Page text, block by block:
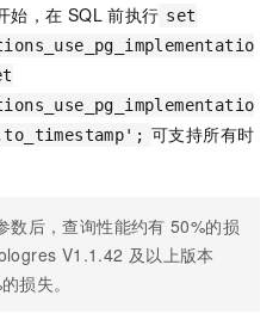
始，在 SQL 前执行 set
可支持所有时
数后，查询性能约有 50%的损
V1.1.42 及以上版本
损失。